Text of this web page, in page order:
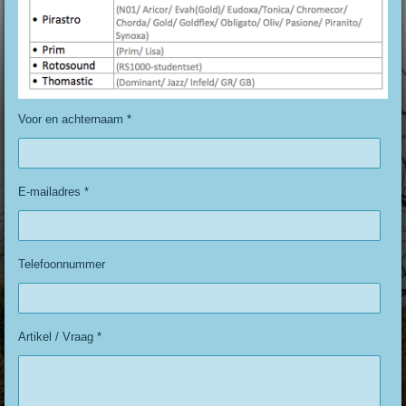
Voor en achternaam *
E-mailadres *
Telefoonnummer
Artikel / Vraag *